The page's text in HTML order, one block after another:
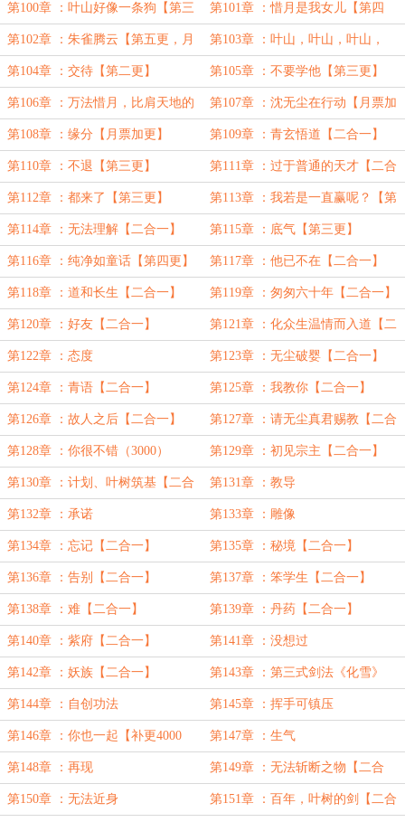
更】 票，剩下晚点
第100章 ：叶山好像一条狗【第三
更】
第101章 ：惜月是我女儿【第四
更】
第102章 ：朱雀腾云【第五更，月
票加更】
第103章 ：叶山，叶山，叶山，
剑！【第一更】
第104章 ：交待【第二更】 第105章 ：不要学他【第三更】
第106章 ：万法惜月，比肩天地的
强大【第四更】
第107章 ：沈无尘在行动【月票加
更】
第108章 ：缘分【月票加更】 第109章 ：青玄悟道【二合一】
第110章 ：不退【第三更】 第111章 ：过于普通的天才【二合
一】
第112章 ：都来了【第三更】 第113章 ：我若是一直赢呢？【第
四更】
第114章 ：无法理解【二合一】 第115章 ：底气【第三更】
第116章 ：纯净如童话【第四更】 第117章 ：他已不在【二合一】
（这章建议别跳）
第118章 ：道和长生【二合一】 第119章 ：匆匆六十年【二合一】
第120章 ：好友【二合一】 第121章 ：化众生温情而入道【二
合一】
第122章 ：态度 第123章 ：无尘破婴【二合一】
第124章 ：青语【二合一】 第125章 ：我教你【二合一】
第126章 ：故人之后【二合一】 第127章 ：请无尘真君赐教【二合
一】
第128章 ：你很不错（3000） 第129章 ：初见宗主【二合一】
第130章 ：计划、叶树筑基【二合
一】
第131章 ：教导
第132章 ：承诺 第133章 ：雕像
第134章 ：忘记【二合一】 第135章 ：秘境【二合一】
第136章 ：告别【二合一】 第137章 ：笨学生【二合一】
第138章 ：难【二合一】 第139章 ：丹药【二合一】
第140章 ：紫府【二合一】 第141章 ：没想过
第142章 ：妖族【二合一】 第143章 ：第三式剑法《化雪》
第144章 ：自创功法 第145章 ：挥手可镇压
第146章 ：你也一起【补更4000
字】
第147章 ：生气
第148章 ：再现 第149章 ：无法斩断之物【二合
一】
第150章 ：无法近身 第151章 ：百年，叶树的剑【二合